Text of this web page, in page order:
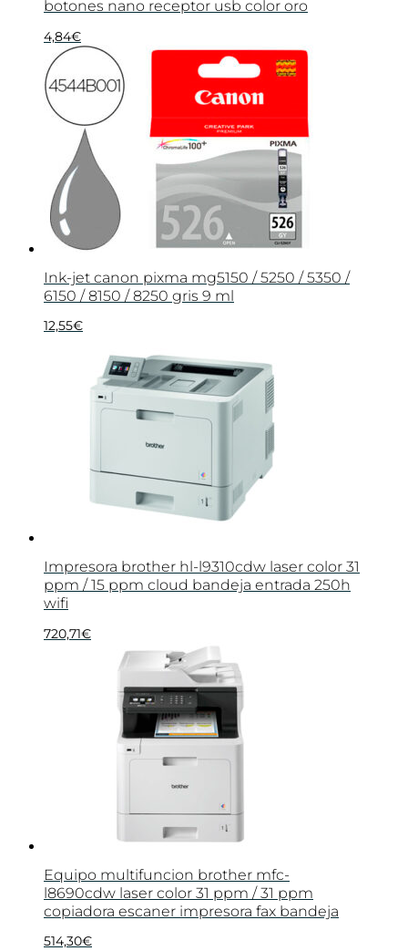
botones nano receptor usb color oro
4,84€
Ink-jet canon pixma mg5150 / 5250 / 5350 /
6150 / 8150 / 8250 gris 9 ml
12,55€
Impresora brother hl-l9310cdw laser color 31
ppm / 15 ppm cloud bandeja entrada 250h
wifi
720,71€
Equipo multifuncion brother mfc-
l8690cdw laser color 31 ppm / 31 ppm
copiadora escaner impresora fax bandeja
514,30€